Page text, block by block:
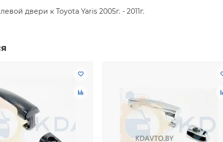
двери к Toyota Yaris 2005г. - 2011г.